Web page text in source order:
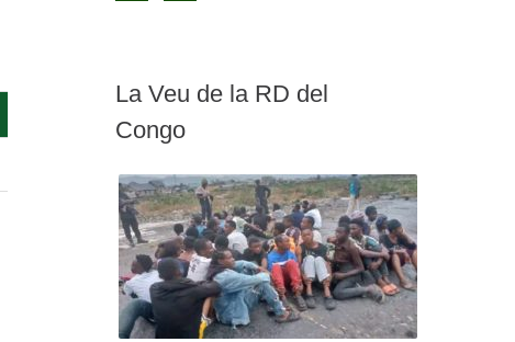
La Veu de la RD del
Congo